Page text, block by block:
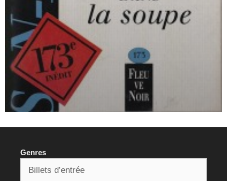
Genres